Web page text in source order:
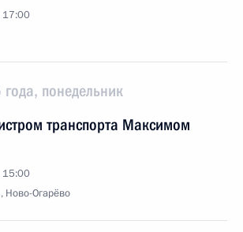
17:00
понедельник
транспорта Максимом
15:00
Ново-Огарёво